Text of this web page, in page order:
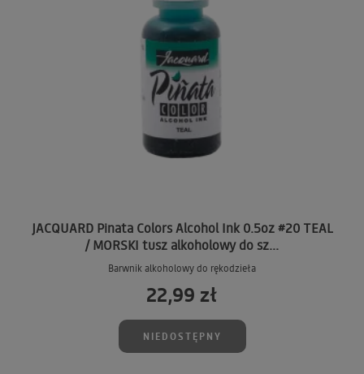
JACQUARD Pinata Colors Alcohol Ink 0.5oz #20 TEAL
/ MORSKI tusz alkoholowy do sz...
Barwnik alkoholowy do rękodzieła
22,99 zł
NIEDOSTĘPNY